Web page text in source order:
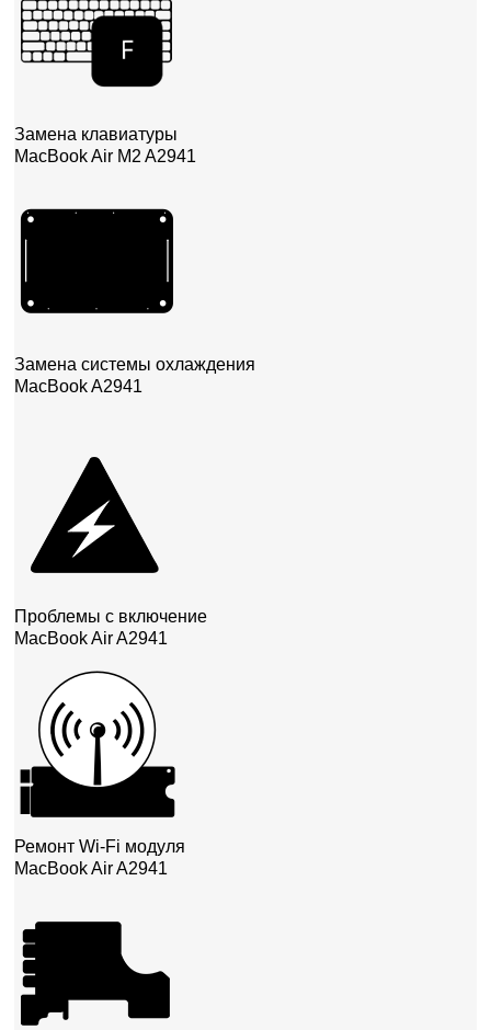
Замена клавиатуры
MacBook Air M2 A2941
Замена системы охлаждения
MacBook A2941
Проблемы с включение
MacBook Air A2941
Ремонт Wi-Fi модуля
MacBook Air A2941